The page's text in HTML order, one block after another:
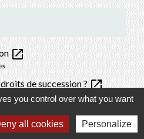
open_in_new
de succession ?open_in_new
erreur sur cette page
you control over what you want
all cookies Personalize